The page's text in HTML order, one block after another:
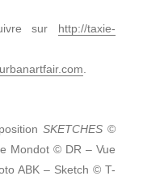
sur http://taxie-
SKETCHES©
Mondot © DR – Vue
ABK – Sketch © T-